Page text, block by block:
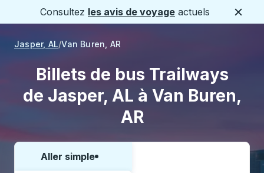
Consultez les avis de voyage actuels
Jasper, AL Van Buren, AR
Billets de bus Trailways
de Jasper, AL à Van Buren,
AR
Choisissez un sens ou un aller-retour:
Aller simple